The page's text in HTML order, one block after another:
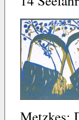
Metzkes: